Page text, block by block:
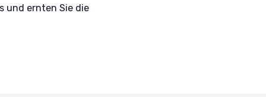
und ernten Sie die